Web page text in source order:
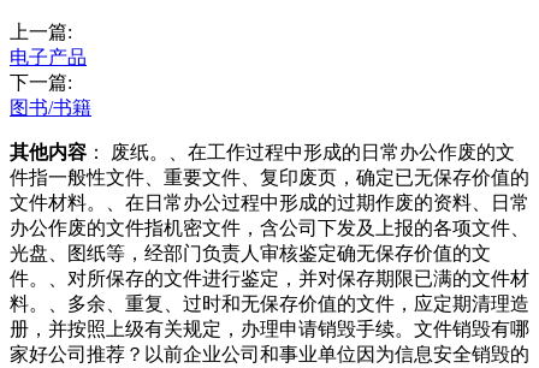
上一篇:
电子产品
下一篇:
图书/书籍
其他内容 ： 废纸。、在工作过程中形成的日常办公作废的文
件指一般性文件、重要文件、复印废页，确定已无保存价值的
文件材料。、在日常办公过程中形成的过期作废的资料、日常
办公作废的文件指机密文件，含公司下发及上报的各项文件、
光盘、图纸等，经部门负责人审核鉴定确无保存价值的文
件。、对所保存的文件进行鉴定，并对保存期限已满的文件材
料。、多余、重复、过时和无保存价值的文件，应定期清理造
册，并按照上级有关规定，办理申请销毁手续。文件销毁有哪
家好公司推荐？以前企业公司和事业单位因为信息安全销毁的